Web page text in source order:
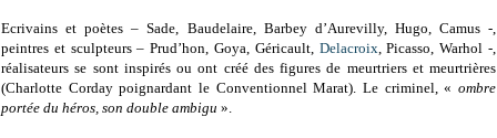
Ecrivains et poètes – Sade, Baudelaire, Barbey d’Aurevilly, Hugo, Camus -,
peintres et sculpteurs – Prud’hon, Goya, Géricault, Delacroix, Picasso, Warhol -,
réalisateurs se sont inspirés ou ont créé des figures de meurtriers et meurtrières
(Charlotte Corday poignardant le Conventionnel Marat). Le criminel, « ombre
portée du héros, son double ambigu ».